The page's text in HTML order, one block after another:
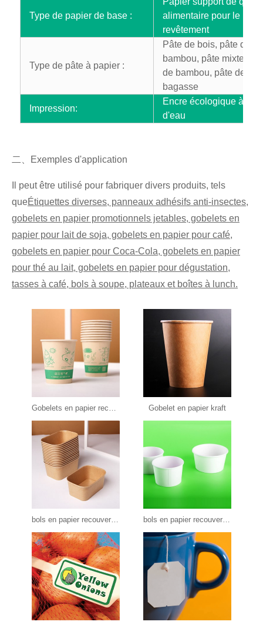
Type de papier de base :
alimentaire pour le
revêtement
Type de pâte à papier :
Pâte de bois, pâte de
bambou, pâte mixte de
de bambou, pâte de
bagasse
Impression:
Encre écologique à
d'eau
二 Exemples d'application
Il peut être utilisé pour fabriquer divers produits, tels
queÉtiquettes diverses, panneaux adhésifs anti-insectes,
gobelets en papier promotionnels jetables, gobelets en
papier pour lait de soja, gobelets en papier pour café,
gobelets en papier pour Coca-Cola, gobelets en papier
pour thé au lait, gobelets en papier pour dégustation,
tasses à café, bols à soupe, plateaux et boîtes à lunch.
Gobelet en papier kraft